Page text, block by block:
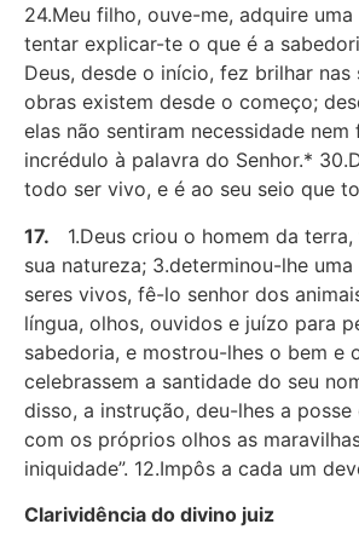
24.Meu filho, ouve-me, adquire
tentar explicar-te o que é a
Deus, desde o início, fez brilhar
obras existem desde o começo;
elas não sentiram necessidade
incrédulo à palavra do Senhor.*
todo ser vivo, e é ao seu seio que
17. 1.Deus criou o homem da
sua natureza; 3.determinou-lhe
seres vivos, fê-lo senhor dos
língua, olhos, ouvidos e juízo para
sabedoria, e mostrou-lhes o bem e
celebrassem a santidade do seu
disso, a instrução, deu-lhes a
com os próprios olhos as
iniquidade”. 12.Impôs a cada um
Clarividência do divino juiz